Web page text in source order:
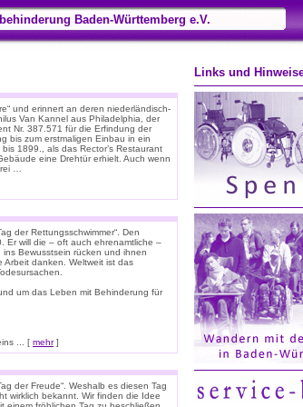
Baden-Württemberg e.V.
und erinnert an deren niederländisch-
Van Kannel aus Philadelphia, der
Nr. 387.571 für die Erfindung der
bis zum erstmaligen Einbau in ein
1899., als das Rector’s Restaurant
eine Drehtür erhielt. Auch wenn
…
der Rettungsschwimmer“. Den
Er will die – oft auch ehrenamtliche –
Bewusstsein rücken und ihnen
danken. Weltweit ist das
um das Leben mit Behinderung für
... [ mehr]
der Freude“. Weshalb es diesen Tag
wirklich bekannt. Wir finden die Idee
Links und